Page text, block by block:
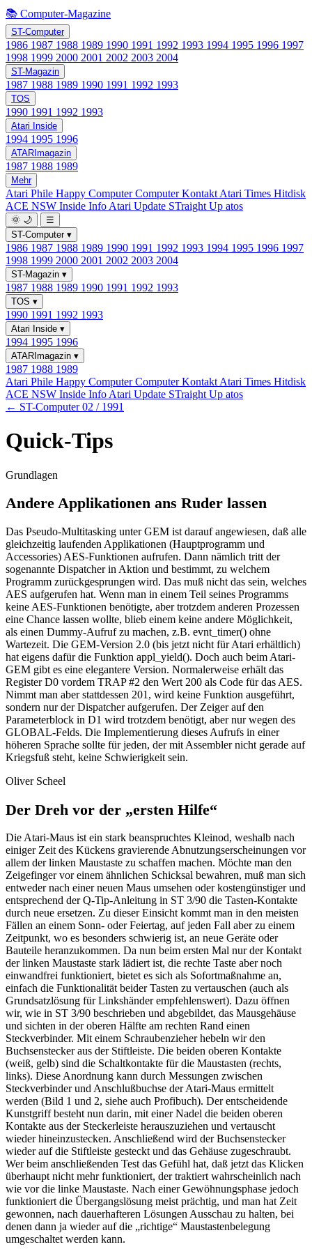
📚 Computer-Magazine
ST-Computer
1986 1987 1988 1989 1990 1991 1992 1993 1994 1995 1996 1997
1998 1999 2000 2001 2002 2003 2004
ST-Magazin
1987 1988 1989 1990 1991 1992 1993
TOS
1990 1991 1992 1993
Atari Inside
1994 1995 1996
ATARImagazin
1987 1988 1989
Mehr
Atari Phile Happy ComputerComputer Kontakt Atari Times Hitdisk
ACE NSW Inside Info Atari Update STraight Up atos
🌞 🌙
☰
ST-Computer ▾
1986 1987 1988 1989 1990 1991 1992 1993 1994 1995 1996 1997
1998 1999 2000 2001 2002 2003 2004
ST-Magazin ▾
1987 1988 1989 1990 1991 1992 1993
TOS ▾
1990 1991 1992 1993
Atari Inside ▾
1994 1995 1996
ATARImagazin ▾
1987 1988 1989
Atari Phile Happy ComputerComputer Kontakt Atari Times Hitdisk
ACE NSW Inside Info Atari Update STraight Up atos
← ST-Computer 02 / 1991
Quick-Tips
Grundlagen
Andere Applikationen ans Ruder lassen
Das Pseudo-Multitasking unter GEM ist darauf angewiesen, daß alle
gleichzeitig laufenden Applikationen (Hauptprogramm und
Accessories) AES-Funktionen aufrufen. Dann nämlich tritt der
sogenannte Dispatcher in Aktion und bestimmt, zu welchem
Programm zurückgesprungen wird. Das muß nicht das sein, welches
AES aufgerufen hat. Wenn man in einem Teil seines Programms
keine AES-Funktionen benötigte, aber trotzdem anderen Prozessen
eine Chance lassen wollte, blieb einem keine andere Möglichkeit,
als einen Dummy-Aufruf zu machen, z.B. evnt_timer() ohne
Wartezeit. Die GEM-Version 2.0 (bis jetzt nicht für Atari erhältlich)
hat eigens dafür die Funktion appl_yield(). Doch auch beim Atari-
GEM gibt es eine elegantere Version. Normalerweise erhält das
Register D0 vordem TRAP #2 den Wert 200 als Code für das AES.
Nimmt man aber stattdessen 201, wird keine Funktion ausgeführt,
sondern nur der Dispatcher aufgerufen. Der Zeiger auf den
Parameterblock in D1 wird trotzdem benötigt, aber nur wegen des
GLOBAL-Felds. Die Implementierung dieses Aufrufs in einer
höheren Sprache sollte für jeden, der mit Assembler nicht gerade auf
Kriegsfuß steht, keine Schwierigkeit sein.
Oliver Scheel
Der Dreh vor der „ersten Hilfe“
Die Atari-Maus ist ein stark beanspruchtes Kleinod, weshalb nach
einiger Zeit des Kückens gravierende Abnutzungserscheinungen vor
allem der linken Maustaste zu schaffen machen. Möchte man den
Zeigefinger vor einem ähnlichen Schicksal bewahren, muß man sich
entweder nach einer neuen Maus umsehen oder kostengünstiger und
entsprechend der Q-Tip-Anleitung in ST 3/90 die Tasten-Kontakte
durch neue ersetzen. Zu dieser Einsicht kommt man in den meisten
Fällen an einem Sonn- oder Feiertag, auf jeden Fall aber zu einem
Zeitpunkt, wo es besonders schwierig ist, an neue Geräte oder
Bauteile heranzukommen. Da nun beim ersten Mal nur der Kontakt
der linken Maustaste stark lädiert ist, die rechte Taste aber noch
einwandfrei funktioniert, bietet es sich als Sofortmaßnahme an,
einfach die Funktionalität beider Tasten zu vertauschen (auch als
Grundsatzlösung für Linkshänder empfehlenswert). Dazu öffnen
wir, wie in ST 3/90 beschrieben und abgebildet, das Mausgehäuse
und sichten in der oberen Hälfte am rechten Rand einen
Steckverbinder. Mit einem Schraubenzieher hebeln wir den
Buchsenstecker aus der Stiftleiste. Die beiden oberen Kontakte
(weiß, gelb) sind die Schaltkontakte für die Maustasten (rechts,
links). Diese Anordnung kann durch Messungen zwischen
Steckverbinder und Anschlußbuchse der Atari-Maus ermittelt
werden (Bild 1 und 2, siehe auch Profibuch). Der entscheidende
Kunstgriff besteht nun darin, mit einer Nadel die beiden oberen
Kontakte aus der Steckerleiste herauszuziehen und vertauscht
wieder hineinzustecken. Anschließend wird der Buchsenstecker
wieder auf die Stiftleiste gesteckt und das Gehäuse zugeschraubt.
Wer beim anschließenden Test das Gefühl hat, daß jetzt das Klicken
überhaupt nicht mehr funktioniert, der traktiert wahrscheinlich nach
wie vor die linke Maustaste. Nach einer Gewöhnungsphase jedoch
funktioniert die Übergangslösung meist prächtig, und man hat Zeit
gewonnen, nach dauerhafteren Lösungen Ausschau zu halten, bei
denen dann ja wieder auf die „richtige“ Maustastenbelegung
umgeschaltet werden kann.